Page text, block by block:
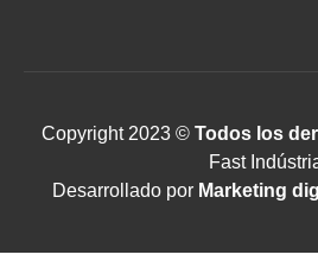
Copyright 2023 © Todos los
Fast
Desarrollado por Marketing